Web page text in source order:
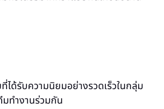
ได้รับความนิยมอย่างรวดเร็วในกลุ่ม
ทำงานร่วมกัน